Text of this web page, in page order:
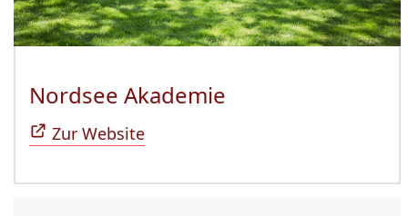
Nordsee Akademie
Zur Website